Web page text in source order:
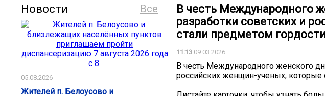
Все
Новости
05.08.2026
Жителей п. Белоусово и
В честь Международного
разработки советских и
стали предметом
11:13 09.03.2026
В честь Международного женского
российских женщин-ученых, которые